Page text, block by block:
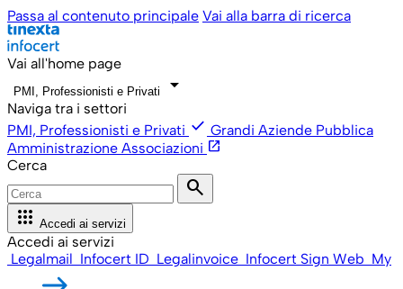
Passa al contenuto principale Vai alla barra di ricerca
Vai all'home page
PMI, Professionisti e Privati arrow_drop_down
Naviga tra i settori
PMI, Professionisti e Privati check Grandi Aziende Pubblica
Amministrazione Associazioni open_in_new
Cerca
search
apps Accedi ai servizi
Accedi ai servizi
Legalmail Infocert ID Legalinvoice Infocert Sign Web My